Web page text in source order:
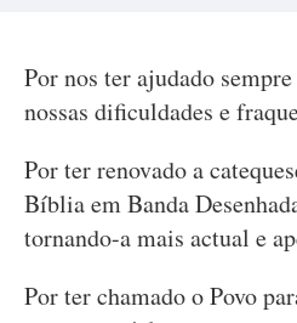
Por nos ter ajudado
nossas dificuldades e
Por ter renovado a
Bíblia em Banda
tornando-a mais actual e
Por ter chamado o Povo